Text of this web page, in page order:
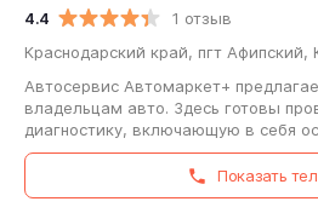
4.4 1 отзыв
Краснодарский край, пгт Афипский,
Автосервис Автомаркет+
владельцам авто. Здесь готовы
диагностику, включающую в себя
ТС и кузова, проверку рулевой
Показать